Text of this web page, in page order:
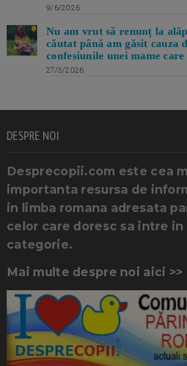
9/6/2026
Nu am vrut să renunț la
căutat până am găsit cauza
confesiunile unei mame care
27/3/2026
DESPRE NOI
Desprecopii.com este cea
importanta resursa de
in limba romana adresata
celor care doresc sa intre in
categorie.
Mai multe despre noi aici >>